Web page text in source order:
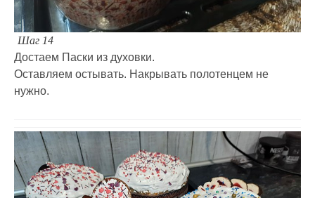
Шаг 14
Достаем Паски из духовки.
Оставляем остывать. Накрывать полотенцем не
нужно.